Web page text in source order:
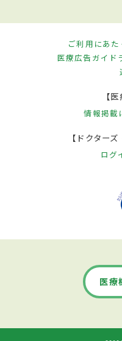
ご利用にあた
医療広告ガイド
【
情報掲載
【ドクター
ログ
医療